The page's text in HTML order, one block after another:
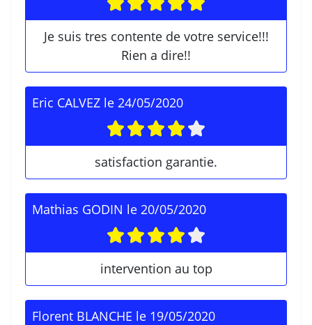
Je suis tres contente de votre service!!!
Rien a dire!!
Eric CALVEZ le 24/05/2020
satisfaction garantie.
Mathias GODIN le 20/05/2020
intervention au top
Florent BLANCHE le 19/05/2020